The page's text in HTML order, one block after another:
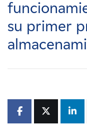
Afiliados
su primer